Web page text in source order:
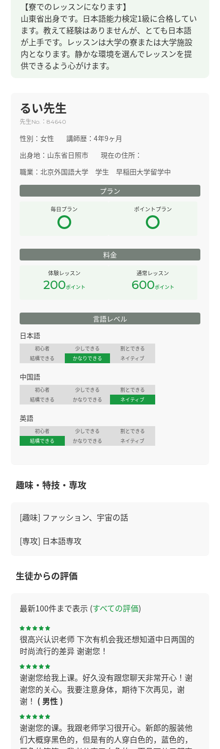
【寮でのレッスンになります】
山東省出身です。日本語能力検定1級に合格してい
ます。教えて経験はありませんが、とても日本語
が上手です。レッスンは大学の寮または大学施設
内となります。静かな環境を選んでレッスンを提
供できるよう心がけます。
るい先生
先生No. ：84640
性別：女性 講師歴：4年9ヶ月
出身地： 山东省日照市
現在の住所：
職業：北京外国語大学 学生 早稲田大学留学中
プラン
毎日プラン ポイントプラン
料金
体験レッスン
200ポイント
通常レッスン
600ポイント
言語レベル
日本語
初心者 少しできる
割とできる
結構できる
かなりできる ネイティブ
中国語
初心者 少しできる
割とできる
結構できる
かなりできる ネイティブ
英語
初心者 少しできる
割とできる
結構できる
かなりできる ネイティブ
趣味・特技・専攻
[趣味] ファッション、宇宙の話
[専攻] 日本語専攻
生徒からの評価
最新100件まで表示 (すべての評価)
很高兴认识老师 下次有机会我还想知道中日两国的
时尚流行的差异 谢谢您！
谢谢您给我上课。好久没有跟您聊天非常开心！谢
谢您的关心。我要注意身体，期待下次再见，谢
谢！ ( 男性 )
谢谢您的课。我跟老师学习很开心。新郎的服装他
们大概穿黑色的，但是有的人穿白色的，蓝色的，